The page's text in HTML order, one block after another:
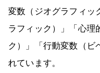
変数（ジオグラフィッ
ラフィック）」「心理
ク）」「行動変数（ビ
れています。